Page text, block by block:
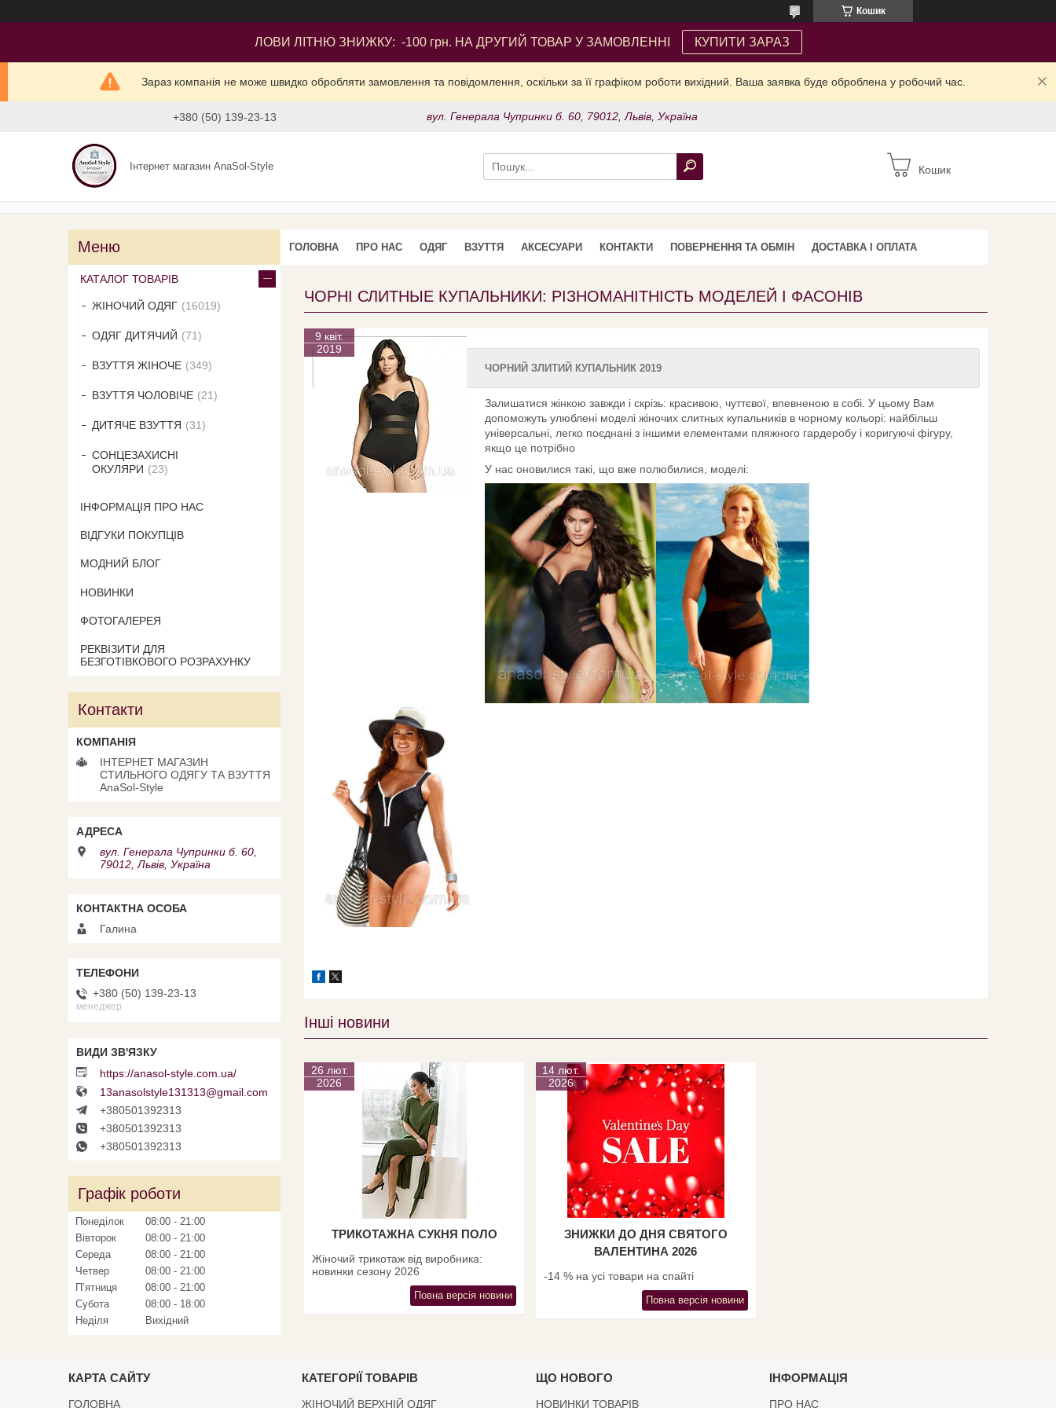
Кошик
ЛОВИ ЛІТНЮ ЗНИЖКУ: -100 грн. НА ДРУГИЙ ТОВАР У ЗАМОВЛЕННІ КУПИТИ ЗАРАЗ
Зараз компанія не може швидко обробляти замовлення та повідомлення, оскільки за її графіком роботи вихідний. Ваша заявка буде оброблена у робочий час.
+380 (50) 139-23-13 вул. Генерала Чупринки б. 60, 79012, Львів, Україна
Інтернет магазин AnaSol-Style Кошик
ГОЛОВНА ПРО НАС ОДЯГ ВЗУТТЯ АКСЕСУАРИ КОНТАКТИ ПОВЕРНЕННЯ ТА ОБМІН ДОСТАВКА І ОПЛАТА
ЧОРНІ СЛИТНЫЕ КУПАЛЬНИКИ: РІЗНОМАНІТНІСТЬ МОДЕЛЕЙ І ФАСОНІВ
9 квіт.
2019
ЧОРНИЙ ЗЛИТИЙ КУПАЛЬНИК 2019
Залишатися жінкою завжди і скрізь: красивою, чуттєвої, впевненою в собі. У цьому Вам
допоможуть улюблені моделі жіночих слитных купальників в чорному кольорі: найбільш
універсальні, легко поєднані з іншими елементами пляжного гардеробу і коригуючі фігуру,
якщо це потрібно
У нас оновилися такі, що вже полюбилися, моделі:
Інші новини
26 лют.
2026
ТРИКОТАЖНА СУКНЯ ПОЛО
Жіночий трикотаж від виробника:
новинки сезону 2026
Повна версія новини
14 лют.
2026
ЗНИЖКИ ДО ДНЯ СВЯТОГО
ВАЛЕНТИНА 2026
-14 % на усі товари на спайті
Повна версія новини
КАТАЛОГ ТОВАРІВ
ЖІНОЧИЙ ОДЯГ 16019
ОДЯГ ДИТЯЧИЙ 71
ВЗУТТЯ ЖІНОЧЕ 349
ВЗУТТЯ ЧОЛОВІЧЕ 21
ДИТЯЧЕ ВЗУТТЯ 31
СОНЦЕЗАХИСНІ
ОКУЛЯРИ
23
ІНФОРМАЦІЯ ПРО НАС
ВІДГУКИ ПОКУПЦІВ
МОДНИЙ БЛОГ
НОВИНКИ
ФОТОГАЛЕРЕЯ
РЕКВІЗИТИ ДЛЯ
БЕЗГОТІВКОВОГО РОЗРАХУНКУ
Контакти
ІНТЕРНЕТ МАГАЗИН
СТИЛЬНОГО ОДЯГУ ТА ВЗУТТЯ
AnaSol-Style
вул. Генерала Чупринки б. 60,
79012, Львів, Україна
Галина
+380 (50) 139-23-13
менеджер
https://anasol-style.com.ua/
13anasolstyle131313@gmail.com
+380501392313
+380501392313
+380501392313
Графік роботи
Понеділок 08:00
21:00
Вівторок
08:00
21:00
Середа
08:00
21:00
Четвер
08:00
21:00
Пʼятниця
08:00
21:00
Субота
08:00
18:00
Неділя
Вихідний
КАРТА САЙТУ
ГОЛОВНА
КАТЕГОРІЇ ТОВАРІВ
ЖІНОЧИЙ ВЕРХНІЙ ОДЯГ
ЩО НОВОГО
НОВИНКИ ТОВАРІВ
ІНФОРМАЦІЯ
ПРО НАС